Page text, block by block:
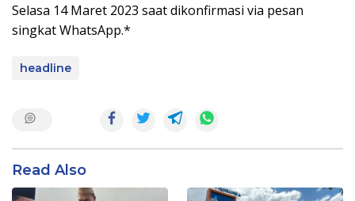
Selasa 14 Maret 2023 saat dikonfirmasi via pesan
singkat WhatsApp.*
headline
Read Also